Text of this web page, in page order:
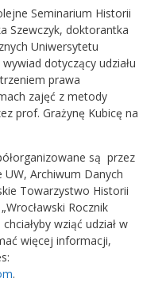
Seminarium Historii
Szewczyk, doktorantka
Uniwersytetu
dotyczący udziału
prawa
zajęć z metody
prof. Grażynę Kubicę na
są przez
UW, Archiwum Danych
Towarzystwo Historii
Rocznik
wziąć udział w
więcej informacji,
.